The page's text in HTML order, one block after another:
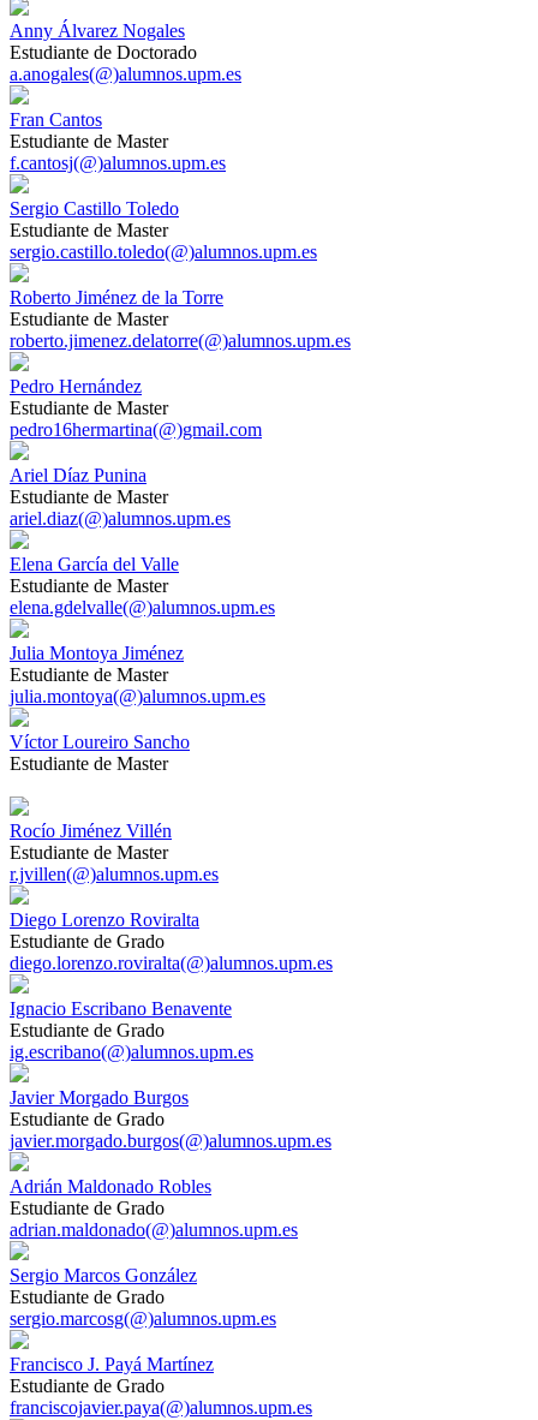
Anny Álvarez Nogales
Estudiante de Doctorado
a.anogales(@)alumnos.upm.es
Fran Cantos
Estudiante de Master
f.cantosj(@)alumnos.upm.es
Sergio Castillo Toledo
Estudiante de Master
sergio.castillo.toledo(@)alumnos.upm.es
Roberto Jiménez de la Torre
Estudiante de Master
roberto.jimenez.delatorre(@)alumnos.upm.es
Pedro Hernández
Estudiante de Master
pedro16hermartina(@)gmail.com
Ariel Díaz Punina
Estudiante de Master
ariel.diaz(@)alumnos.upm.es
Elena García del Valle
Estudiante de Master
elena.gdelvalle(@)alumnos.upm.es
Julia Montoya Jiménez
Estudiante de Master
julia.montoya(@)alumnos.upm.es
Víctor Loureiro Sancho
Estudiante de Master
Rocío Jiménez Villén
Estudiante de Master
r.jvillen(@)alumnos.upm.es
Diego Lorenzo Roviralta
Estudiante de Grado
diego.lorenzo.roviralta(@)alumnos.upm.es
Ignacio Escribano Benavente
Estudiante de Grado
ig.escribano(@)alumnos.upm.es
Javier Morgado Burgos
Estudiante de Grado
javier.morgado.burgos(@)alumnos.upm.es
Adrián Maldonado Robles
Estudiante de Grado
adrian.maldonado(@)alumnos.upm.es
Sergio Marcos González
Estudiante de Grado
sergio.marcosg(@)alumnos.upm.es
Francisco J. Payá Martínez
Estudiante de Grado
franciscojavier.paya(@)alumnos.upm.es